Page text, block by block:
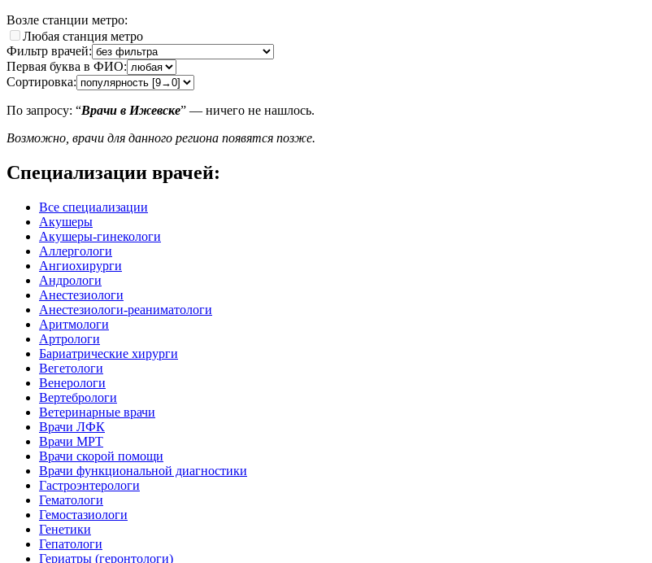
Возле станции метро:
Любая станция метро
Фильтр врачей:
Первая буква в ФИО:
Сортировка:
По запросу: “Врачи в Ижевске” — ничего не нашлось.
Возможно, врачи для данного региона появятся позже.
Специализации врачей:
Все специализации
Акушеры
Акушеры-гинекологи
Аллергологи
Ангиохирурги
Андрологи
Анестезиологи
Анестезиологи-реаниматологи
Аритмологи
Артрологи
Бариатрические хирурги
Вегетологи
Венерологи
Вертебрологи
Ветеринарные врачи
Врачи ЛФК
Врачи МРТ
Врачи скорой помощи
Врачи функциональной диагностики
Гастроэнтерологи
Гематологи
Гемостазиологи
Генетики
Гепатологи
Гериатры (геронтологи)